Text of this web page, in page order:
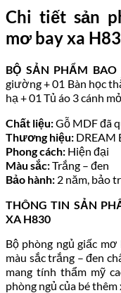
Chi tiết sản
mơ bay xa
BỘ SẢN PHẨM BAO
giường + 01 Bàn học
hạ + 01 Tủ áo 3 cánh
Chất liệu:Gỗ MDF đã
Thương hiệu: DREAM
Phong cách: Hiện đại
Màu sắc:Trắng – đen
Bảo hành: 2 năm, bảo
THÔNG TIN SẢN
XA H830
Bộ phòng ngủ giấc
màu sắc trắng – đen
mang tính thẩm mỹ
phòng ngủ của bé thêm